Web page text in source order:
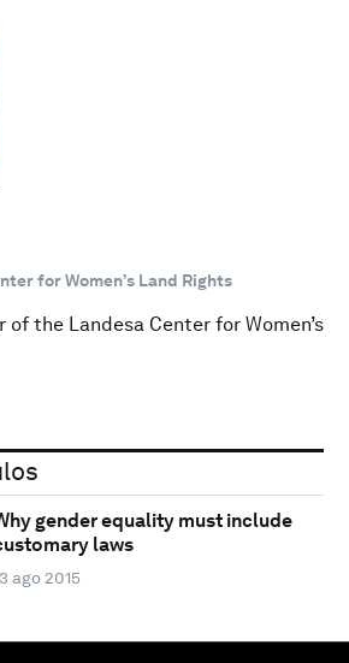
for Women’s Land Rights
of the Landesa Center for Women’s
gender equality must include
laws
ago 2015